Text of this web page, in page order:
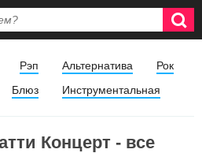
Рэп Альтернатива
Рок
Блюз Инструментальная
Концерт - все